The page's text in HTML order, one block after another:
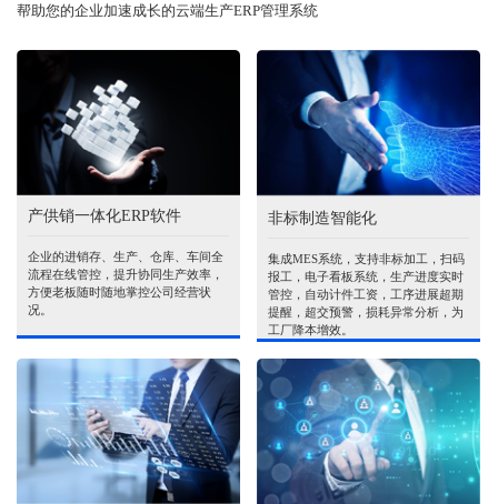
帮助您的企业加速成长的云端生产ERP管理系统
产供销一体化ERP软件
企业的进销存、生产、仓库、车间全
流程在线管控，提升协同生产效率，
方便老板随时随地掌控公司经营状
况。
非标制造智能化
集成MES系统，支持非标加工，扫码
报工，电子看板系统，生产进度实时
管控，自动计件工资，工序进展超期
提醒，超交预警，损耗异常分析，为
工厂降本增效。